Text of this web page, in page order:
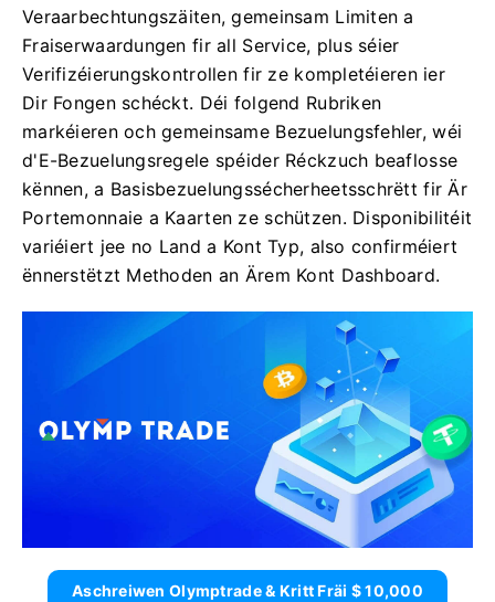
Veraarbechtungszäiten, gemeinsam Limiten a
Fraiserwaardungen fir all Service, plus séier
Verifizéierungskontrollen fir ze kompletéieren ier
Dir Fongen schéckt. Déi folgend Rubriken
markéieren och gemeinsame Bezuelungsfehler, wéi
d'E-Bezuelungsregele spéider Réckzuch beaflosse
kënnen, a Basisbezuelungssécherheetsschrëtt fir Är
Portemonnaie a Kaarten ze schützen. Disponibilitéit
variéiert jee no Land a Kont Typ, also confirméiert
ënnerstëtzt Methoden an Ärem Kont Dashboard.
Aschreiwen Olymptrade & Kritt Fräi $ 10,000